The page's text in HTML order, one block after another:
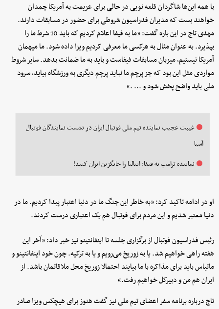
با همه این‌ها شاگردان قلعه نویی در حالی برای عزیمت به آمریکا چمدان
خواهند بست که مدیران فدراسیون شروطی برای حضور در مسابقات دارند.
مهدی تاج در این باره گفت: «ما به فیفا اعلام کردیم که باید 10 شرط ما را
بپذیرد. به عنوان مثال به هرکسی ما معرفی کردیم ویزا داده شود. ما میهمان
آمریکا نیستیم، میزبان مسابقات فیفاست و باید به ما ضمانت بدهد. سایر شروط
مواردی مثل این بود که جز پرچم ما نباید پرچم دیگری به ورزشگاه بیاید، سرود
ملی باید واضح پخش شود و ... .»
غیبت عجیب نماینده تیم ملی فوتبال ایران در نشست نمایندگان فوتبال
آسیا
نماینده ترامپ به فیفا: ایتالیا را جایگزین ایران کنید!
او در ادامه تاکید کرد: «به خاطر این جنگ ما در دنیا اعتبار پیدا کردیم. ما در
دنیا معتبر شدیم و این مردم برای فوتبال هم یک اعتباری درست کردند.
رئیس فدراسیون فوتبال از برگزاری جلسه تا اینفانتینو نیز خبر داد: «آخر این
هفته راهی خواهیم شد. یا به زوریخ می‌رویم و یا به ترکیه. چون خود اینفانتینو و
ماتیاس باید برای مذاکره با ما بیایند احتمالا زوریخ محل ملاقاتمان باشد. از
ایران هم من و دبیرکل خواهیم رفت.»
تاج درباره برنامه سفر اعضای تیم ملی نیز گفت هنوز برای هیچکس ویزا صادر